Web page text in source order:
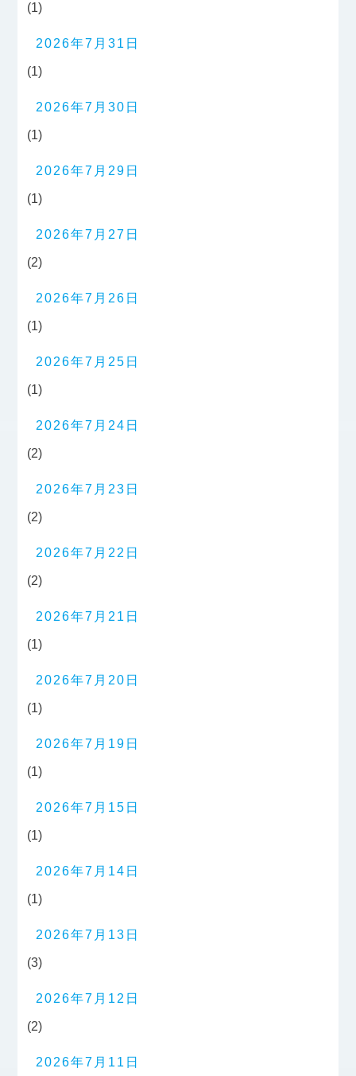
(1)
2026年7月31日
(1)
2026年7月30日
(1)
2026年7月29日
(1)
2026年7月27日
(2)
2026年7月26日
(1)
2026年7月25日
(1)
2026年7月24日
(2)
2026年7月23日
(2)
2026年7月22日
(2)
2026年7月21日
(1)
2026年7月20日
(1)
2026年7月19日
(1)
2026年7月15日
(1)
2026年7月14日
(1)
2026年7月13日
(3)
2026年7月12日
(2)
2026年7月11日